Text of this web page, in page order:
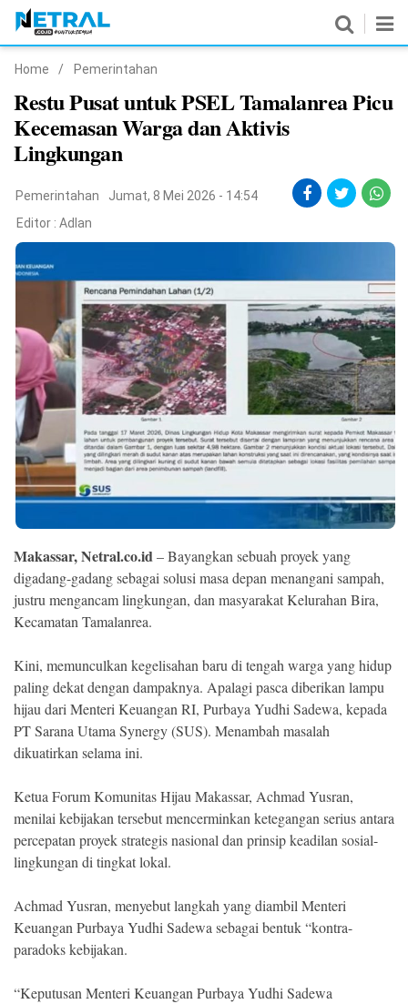
Nasional
Pemerintahan
Pendidikan
Peristiwa
Olahraga
Ekonomi
Memori
©
Copyright
2026
NETRAL
All
Home / Pemerintahan
Restu Pusat untuk PSEL Tamalanrea Picu
Kecemasan Warga dan Aktivis
Lingkungan
Pemerintahan
Jumat, 8 Mei 2026 - 14:54
Editor : Adlan
Makassar, Netral.co.id– Bayangkan sebuah proyek yang
digadang-gadang sebagai solusi masa depan menangani sampah,
justru mengancam lingkungan, dan masyarakat Kelurahan Bira,
Kecamatan Tamalanrea.
Kini, memunculkan kegelisahan baru di tengah warga yang hidup
paling dekat dengan dampaknya. Apalagi pasca diberikan lampu
hijau dari Menteri Keuangan RI, Purbaya Yudhi Sadewa, kepada
PT Sarana Utama Synergy (SUS). Menambah masalah
dikuatirkan selama ini.
Ketua Forum Komunitas Hijau Makassar, Achmad Yusran,
menilai kebijakan tersebut mencerminkan ketegangan serius antara
percepatan proyek strategis nasional dan prinsip keadilan sosial-
lingkungan di tingkat lokal.
Achmad Yusran, menyebut langkah yang diambil Menteri
Keuangan Purbaya Yudhi Sadewa sebagai bentuk “kontra-
paradoks kebijakan.
“Keputusan Menteri Keuangan Purbaya Yudhi Sadewa